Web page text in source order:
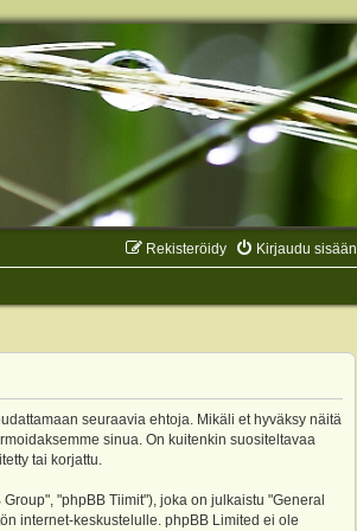
Kirjaudu sisään
Rekisteröidy
seuraavia ehtoja. Mikäli et hyväksy näitä
sinua. On kuitenkin suositeltavaa
tai korjattu.
"phpBB Tiimit"), joka on julkaistu "General
internet-keskustelulle. phpBB Limited ei ole